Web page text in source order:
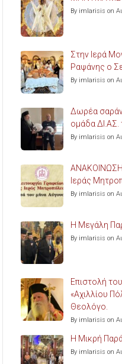
By imlarisis on
Στην Ιερά
Ραψάνης ο
By imlarisis on
Δωρέα
ομάδα
By imlarisis on
Ιεράς
By imlarisis on
Η Μεγάλη
By imlarisis on
Επιστολή
«Αχιλλίου
Θεολόγο.
By imlarisis on
Η Μικρή
By imlarisis on